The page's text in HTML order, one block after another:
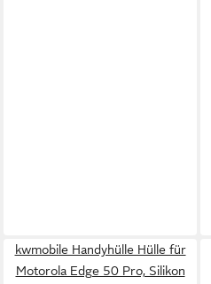
kwmobile Handyhülle Hülle für
Motorola Edge 50 Pro, Silikon